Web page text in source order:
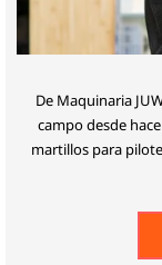
De Maquinaria
campo desde
martillos para